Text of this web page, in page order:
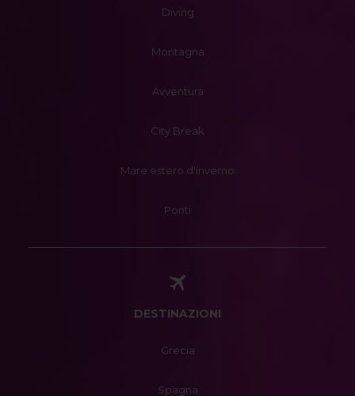
Diving
Montagna
Avventura
City Break
Mare estero d'inverno
Ponti
DESTINAZIONI
Grecia
Spagna